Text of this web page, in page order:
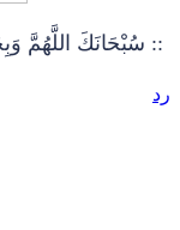
:: سُبْحَانَكَ اللَّهُمَّ
رد